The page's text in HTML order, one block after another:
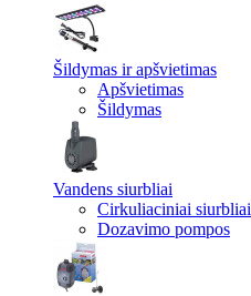
Šildymas ir apšvietimas
Apšvietimas
Šildymas
Vandens siurbliai
Cirkuliaciniai siurbliai
Dozavimo pompos